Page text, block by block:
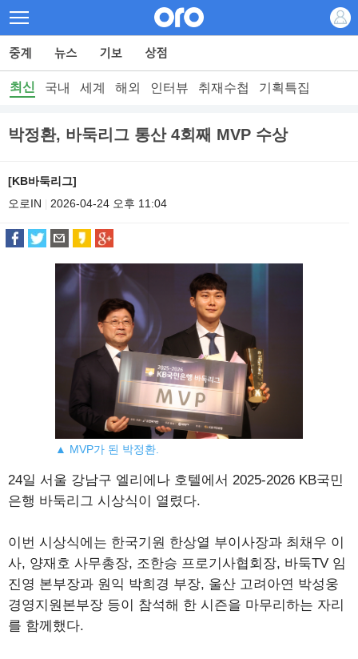
최신 국내 세계 해외 인터뷰 취재수첩 기획특집
박정환, 바둑리그 통산 4회째 MVP 수상
[KB바둑리그]
오로IN
2026-04-24 오후 11:04
▲ MVP가 된 박정환.
24일 서울 강남구 엘리에나 호텔에서 2025-2026 KB국민
은행 바둑리그 시상식이 열렸다.
이번 시상식에는 한국기원 한상열 부이사장과 최채우 이
사, 양재호 사무총장, 조한승 프로기사협회장, 바둑TV 임
진영 본부장과 원익 박희경 부장, 울산 고려아연 박성웅
경영지원본부장 등이 참석해 한 시즌을 마무리하는 자리
를 함께했다.